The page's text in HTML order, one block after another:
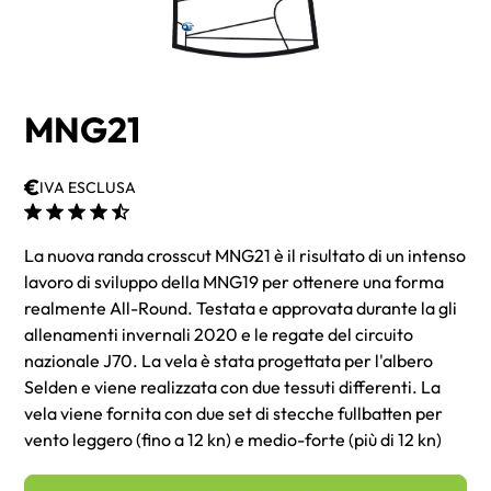
MNG21
€IVA ESCLUSA
La nuova randa crosscut MNG21 è il risultato di un intenso
lavoro di sviluppo della MNG19 per ottenere una forma
realmente All-Round. Testata e approvata durante la gli
allenamenti invernali 2020 e le regate del circuito
nazionale J70. La vela è stata progettata per l'albero
Selden e viene realizzata con due tessuti differenti. La
vela viene fornita con due set di stecche fullbatten per
vento leggero (fino a 12 kn) e medio-forte (più di 12 kn)